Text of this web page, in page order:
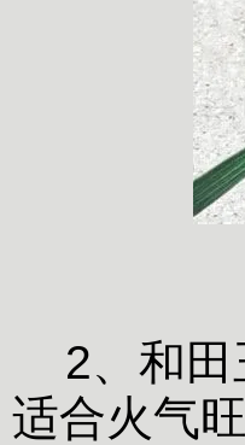
2、和田
适合火气